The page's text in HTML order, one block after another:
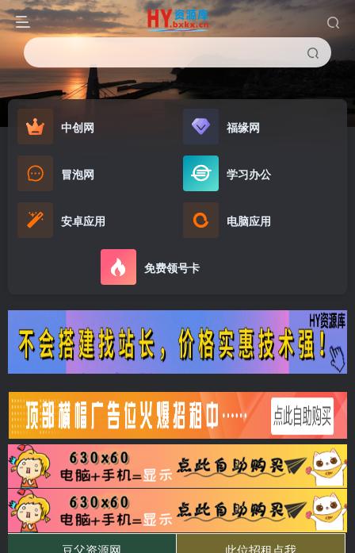
中创网 福缘网
冒泡网 学习办公
安卓应用 电脑应用
免费领号卡